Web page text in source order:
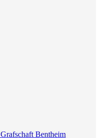
Bentheim